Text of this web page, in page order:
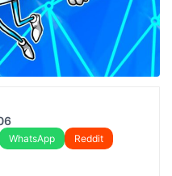
WhatsApp
Reddit